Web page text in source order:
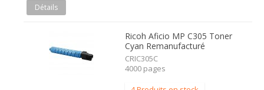
Détails
Ricoh Aficio MP C305 Toner
Cyan Remanufacturé
CRIC305C
4000 pages